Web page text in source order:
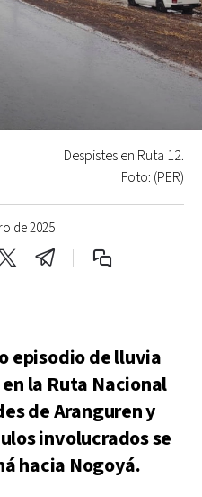
de 2025
Despistes en Ruta 12.
Foto: (PER)
episodio de lluvia
la Ruta Nacional
de Aranguren y
involucrados se
hacia Nogoyá.